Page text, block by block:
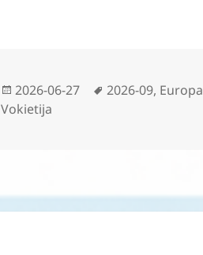
Paskelbta
2026-06-27 Žymos
2026-09, Europa
Vokietija